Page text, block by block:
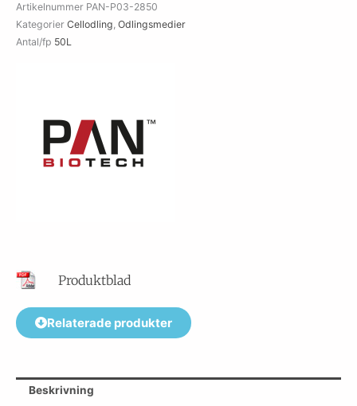
L-
Glutamine,
w:
NaHCO3,
mängd
Artikelnummer PAN-P03-2850
Kategorier Cellodling, Odlingsmedier
Antal/fp 50L
Produktblad
Relaterade produkter
Beskrivning